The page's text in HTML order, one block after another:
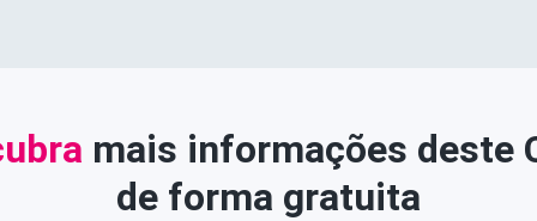
mais informações deste
de forma gratuita